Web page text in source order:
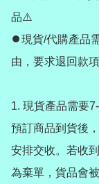
品⚠️
⏺️現貨/代購產品
由，要求退回款項
1. 現貨產品需要
預訂商品到貨後
安排交收。若收
為棄單，貨品會